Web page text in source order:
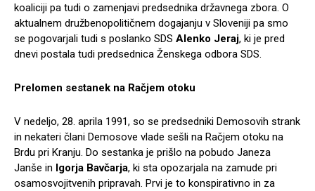
koaliciji pa tudi o zamenjavi predsednika državnega zbora. O
aktualnem družbenopolitičnem dogajanju v Sloveniji pa smo
se pogovarjali tudi s poslanko SDS Alenko Jeraj, ki je pred
dnevi postala tudi predsednica Ženskega odbora SDS.
Prelomen sestanek na Račjem otoku
V nedeljo, 28. aprila 1991, so se predsedniki Demosovih strank
in nekateri člani Demosove vlade sešli na Račjem otoku na
Brdu pri Kranju. Do sestanka je prišlo na pobudo Janeza
Janše in Igorja Bavčarja, ki sta opozarjala na zamude pri
osamosvojitvenih pripravah. Prvi je to konspirativno in za